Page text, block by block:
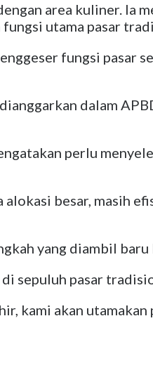
area kuliner. Ia
utama pasar
fungsi pasar
dalam
perlu
besar, masih
yang diambil
di sepuluh pasar
kami akan